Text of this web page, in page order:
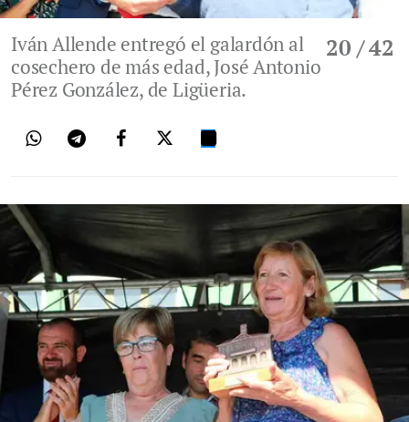
20 / 42
Iván Allende entregó el galardón al
cosechero de más edad, José Antonio
Pérez González, de Ligüeria.